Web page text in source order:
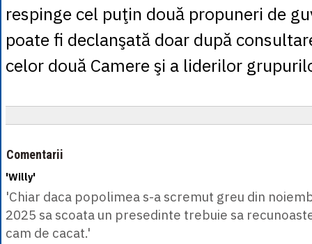
respinge cel puţin două propuneri de
poate fi declanşată doar după
celor două Camere şi a liderilor
Comentarii
'Willy'
'Chiar daca popolimea s-a scremut greu din
2025 sa scoata un presedinte trebuie sa
cam de cacat.'